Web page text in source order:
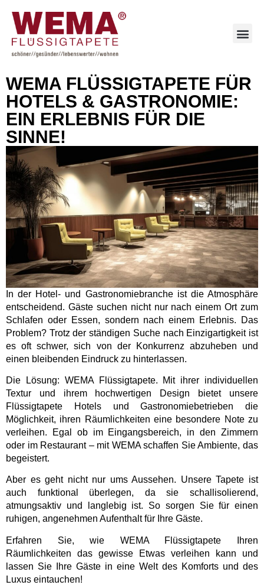
WEMA FLÜSSIGTAPETE FÜR
HOTELS & GASTRONOMIE:
EIN ERLEBNIS FÜR DIE
SINNE!
In der Hotel- und Gastronomiebranche ist die Atmosphäre
entscheidend. Gäste suchen nicht nur nach einem Ort zum
Schlafen oder Essen, sondern nach einem Erlebnis. Das
Problem? Trotz der ständigen Suche nach Einzigartigkeit ist
es oft schwer, sich von der Konkurrenz abzuheben und
einen bleibenden Eindruck zu hinterlassen.
Die Lösung: WEMA Flüssigtapete. Mit ihrer individuellen
Textur und ihrem hochwertigen Design bietet unsere
Flüssigtapete Hotels und Gastronomiebetrieben die
Möglichkeit, ihren Räumlichkeiten eine besondere Note zu
verleihen. Egal ob im Eingangsbereich, in den Zimmern
oder im Restaurant – mit WEMA schaffen Sie Ambiente, das
begeistert.
Aber es geht nicht nur ums Aussehen. Unsere Tapete ist
auch funktional überlegen, da sie schallisolierend,
atmungsaktiv und langlebig ist. So sorgen Sie für einen
ruhigen, angenehmen Aufenthalt für Ihre Gäste.
Erfahren Sie, wie WEMA Flüssigtapete Ihren
Räumlichkeiten das gewisse Etwas verleihen kann und
lassen Sie Ihre Gäste in eine Welt des Komforts und des
Luxus eintauchen!